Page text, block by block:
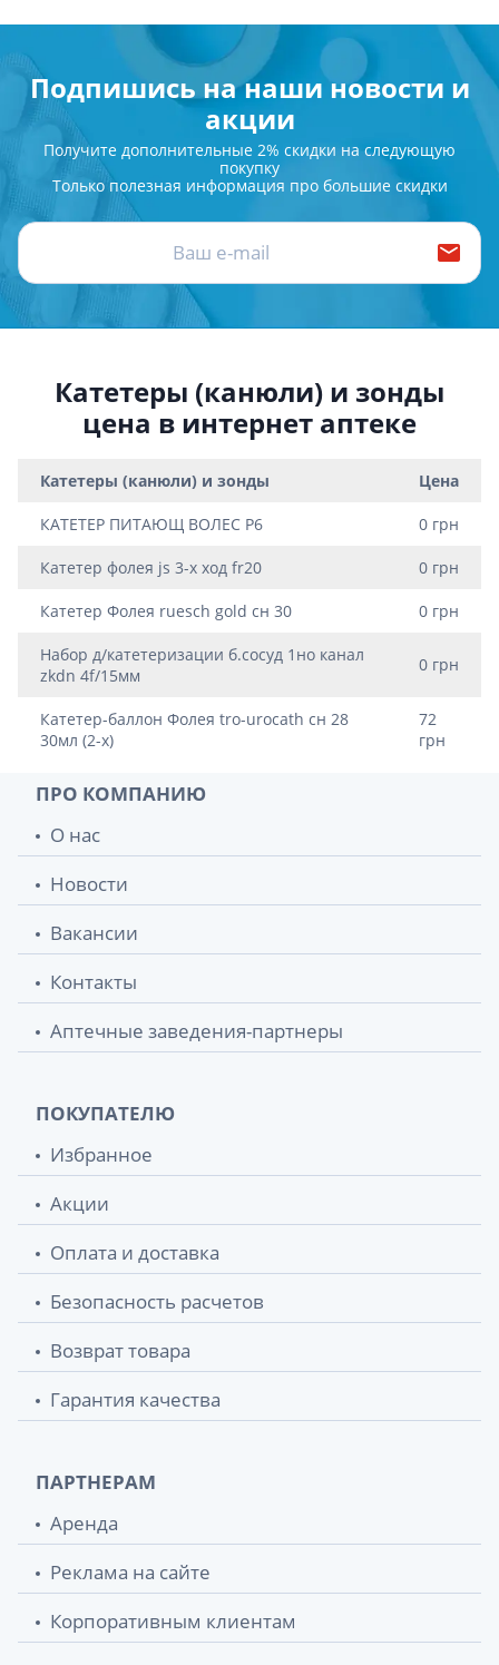
Подпишись на наши новости и
акции
Получите дополнительные 2% скидки на следующую
покупку
Только полезная информация про большие скидки
Катетеры (канюли) и зонды
цена в интернет аптеке
Катетеры (канюли) и зонды Цена
КАТЕТЕР ПИТАЮЩ ВОЛЕС Р6 0 грн
Катетер фолея js 3-х ход fr20 0 грн
Катетер Фолея ruesch gold сн 30 0 грн
Набор д/катетеризации б.сосуд 1но канал
zkdn 4f/15мм
0 грн
Катетер-баллон Фолея tro-urocath сн 28
30мл (2-х)
72
грн
ПРО КОМПАНИЮ
О нас
Новости
Вакансии
Контакты
Аптечные заведения-партнеры
ПОКУПАТЕЛЮ
Избранное
Акции
Оплата и доставка
Безопасность расчетов
Возврат товара
Гарантия качества
ПАРТНЕРАМ
Аренда
Реклама на сайте
Корпоративным клиентам